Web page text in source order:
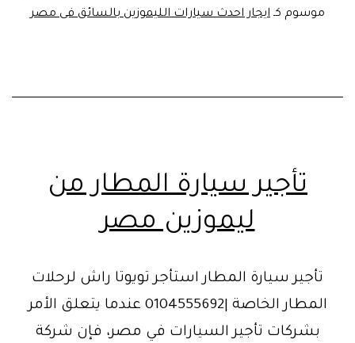
الرباعي
موسوم كـ ايجار احدث سيارات الليموزين بالسائق فى مصر
تأجير سيارة المطار من
ليموزين مصر
تأجير سيارة المطار استأجر تويوتا راش لرحلات
المطار الخاصة |0104555692 عندما يتعلق الأمر
بشركات تأجير السيارات في مصر، فإن شركة